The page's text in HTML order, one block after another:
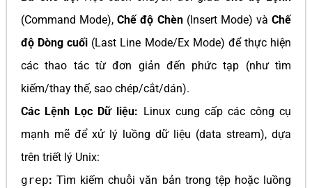
(Command Mode),Chế độ Chèn(Insert Mode) và Chế
độ Dòng cuối (Last Line Mode/Ex Mode) để thực hiện
các thao tác từ đơn giản đến phức tạp (như tìm
kiếm/thay thế, sao chép/cắt/dán).
Các Lệnh Lọc Dữ liệu: Linux cung cấp các công cụ
mạnh mẽ để xử lý luồng dữ liệu (data stream), dựa
trên triết lý Unix:
grep: Tìm kiếm chuỗi văn bản trong tệp hoặc luồng